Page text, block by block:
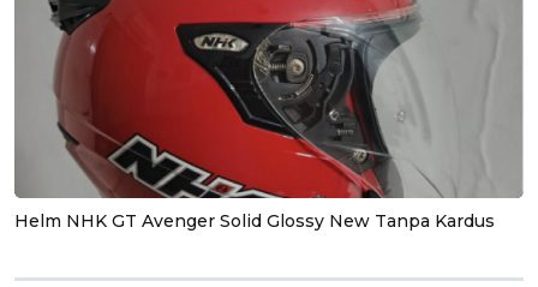
Helm NHK GT Avenger Solid Glossy New Tanpa Kardus